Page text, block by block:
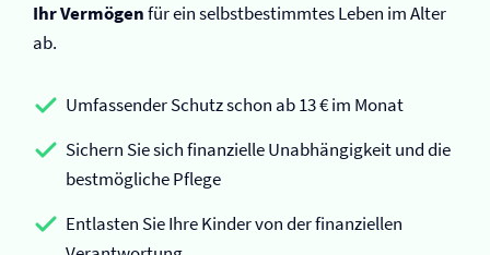
Ihr Vermögenfür ein selbstbestimmtes Leben im Alter
ab.
Umfassender Schutz schon ab 13 € im Monat
Sichern Sie sich finanzielle Unabhängigkeit und die
bestmögliche Pflege
Entlasten Sie Ihre Kinder von der finanziellen